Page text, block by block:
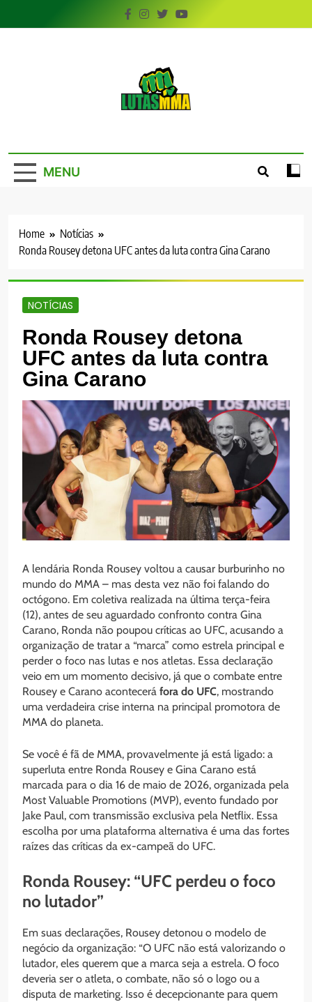
to
MENU
Home
Notícias
Ronda Rousey detona UFC antes da luta contra Gina Carano
NOTÍCIAS
Ronda Rousey detona
UFC antes da luta contra
Gina Carano
A lendária Ronda Rousey voltou a causar burburinho no
mundo do MMA – mas desta vez não foi falando do
octógono. Em coletiva realizada na última terça-feira
(12), antes de seu aguardado confronto contra Gina
Carano, Ronda não poupou críticas ao UFC, acusando a
organização de tratar a “marca” como estrela principal e
perder o foco nas lutas e nos atletas. Essa declaração
veio em um momento decisivo, já que o combate entre
Rousey e Carano acontecerá fora do UFC, mostrando
uma verdadeira crise interna na principal promotora de
MMA do planeta.
Se você é fã de MMA, provavelmente já está ligado: a
superluta entre Ronda Rousey e Gina Carano está
marcada para o dia 16 de maio de 2026, organizada pela
Most Valuable Promotions (MVP), evento fundado por
Jake Paul, com transmissão exclusiva pela Netflix. Essa
escolha por uma plataforma alternativa é uma das fortes
raízes das críticas da ex-campeã do UFC.
Ronda Rousey: “UFC perdeu o foco
no lutador”
Em suas declarações, Rousey detonou o modelo de
negócio da organização: “O UFC não está valorizando o
lutador, eles querem que a marca seja a estrela. O foco
deveria ser o atleta, o combate, não só o logo ou a
disputa de marketing. Isso é decepcionante para quem